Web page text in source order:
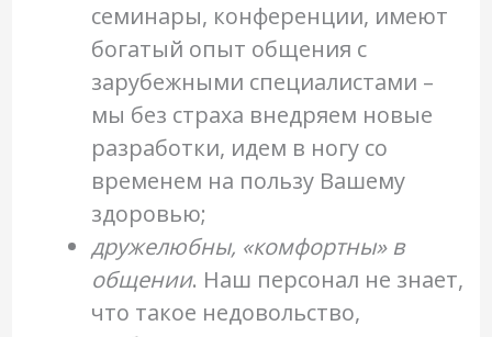
семинары, конференции, имеют
богатый опыт общения с
зарубежными специалистами –
мы без страха внедряем новые
разработки, идем в ногу со
временем на пользу Вашему
здоровью;
дружелюбны, «комфортны» в
общении. Наш персонал не знает,
что такое недовольство,